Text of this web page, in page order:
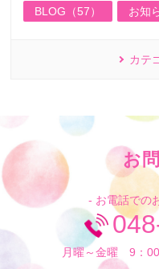
BLOG（57） お知
カテ
お
- お電話での
月曜～金曜 9：